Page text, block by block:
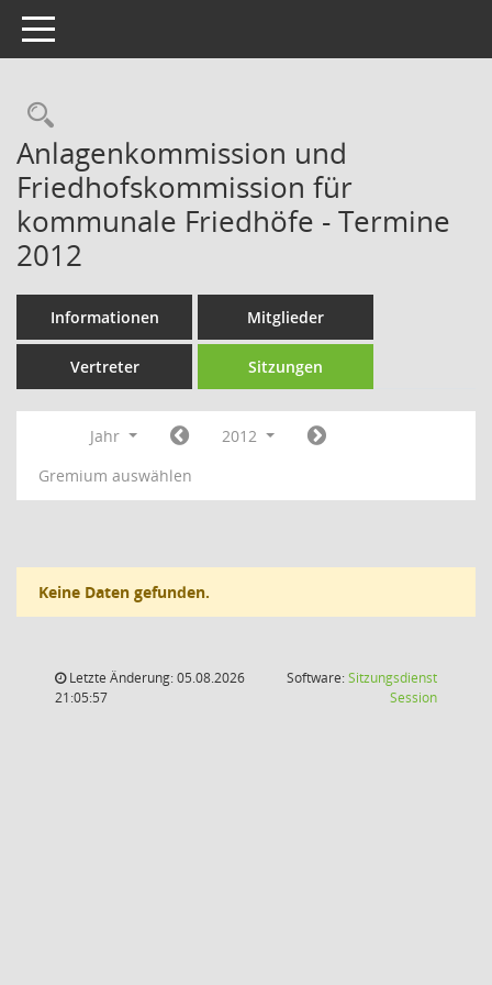
Toggle navigation
Rechercheauswahl
Anlagenkommission und
Friedhofskommission für
kommunale Friedhöfe - Termine
2012
Informationen Mitglieder
Vertreter Sitzungen
Jahr
2012
Gremium auswählen
Keine Daten gefunden.
Letzte Änderung: 05.08.2026
21:05:57
Software:Sitzungsdienst
Session(Wird in